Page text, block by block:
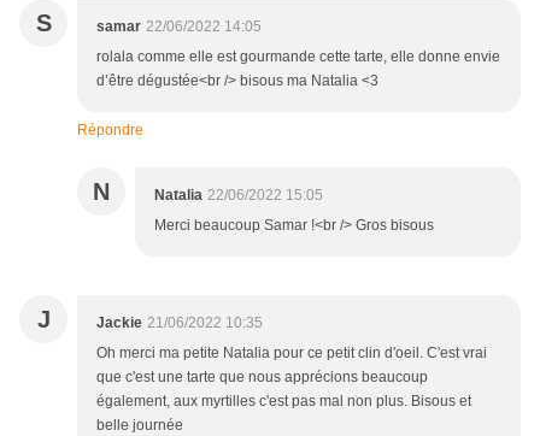
S samar 22/06/2022 14:05
rolala comme elle est gourmande cette tarte, elle donne envie
d’être dégustée<br /> bisous ma Natalia <3
Répondre
N Natalia 22/06/2022 15:05
Merci beaucoup Samar !<br /> Gros bisous
J Jackie 21/06/2022 10:35
Oh merci ma petite Natalia pour ce petit clin d'oeil. C'est vrai
que c'est une tarte que nous apprécions beaucoup
également, aux myrtilles c'est pas mal non plus. Bisous et
belle journée